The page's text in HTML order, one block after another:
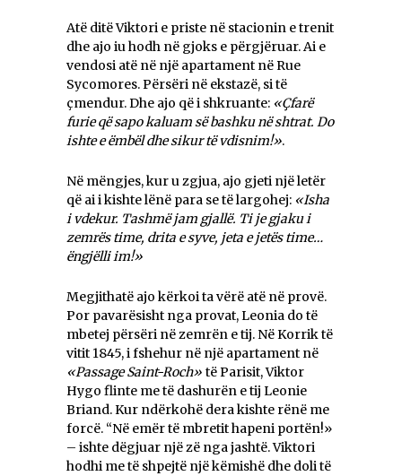
Atë ditë Viktori e priste në stacionin e trenit
dhe ajo iu hodh në gjoks e përgjëruar. Ai e
vendosi atë në një apartament në Rue
Sycomores. Përsëri në ekstazë, si të
çmendur. Dhe ajo që i shkruante: «Çfarë
furie që sapo kaluam së bashku në shtrat. Do
ishte e ëmbël dhe sikur të vdisnim!».
Në mëngjes, kur u zgjua, ajo gjeti një letër
që ai i kishte lënë para se të largohej: «Isha
i vdekur. Tashmë jam gjallë. Ti je gjaku i
zemrës time, drita e syve, jeta e jetës time…
ëngjëlli im!»
Megjithatë ajo kërkoi ta vërë atë në provë.
Por pavarësisht nga provat, Leonia do të
mbetej përsëri në zemrën e tij. Në Korrik të
vitit 1845, i fshehur në një apartament në
«Passage Saint-Roch» të Parisit, Viktor
Hygo flinte me të dashurën e tij Leonie
Briand. Kur ndërkohë dera kishte rënë me
forcë. “Në emër të mbretit hapeni portën!»
– ishte dëgjuar një zë nga jashtë. Viktori
hodhi me të shpejtë një këmishë dhe doli të